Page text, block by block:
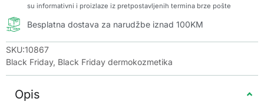
su informativni i proizlaze iz pretpostavljenih termina brze pošte
Besplatna dostava za narudžbe iznad 100KM
SKU:10867
Black Friday, Black Friday dermokozmetika
Opis